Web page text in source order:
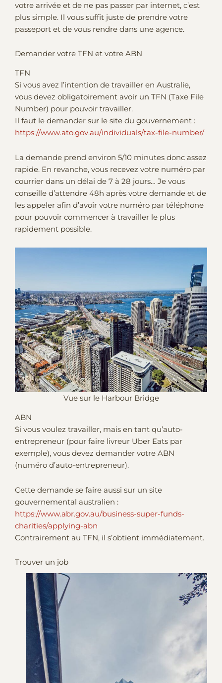
votre arrivée et de ne pas passer par internet, c’est
plus simple. Il vous suffit juste de prendre votre
passeport et de vous rendre dans une agence.
Demander votre TFN et votre ABN
TFN
Si vous avez l’intention de travailler en Australie,
vous devez obligatoirement avoir un TFN (Taxe File
Number) pour pouvoir travailler.
Il faut le demander sur le site du gouvernement :
https://www.ato.gov.au/individuals/tax-file-number/
La demande prend environ 5/10 minutes donc assez
rapide. En revanche, vous recevez votre numéro par
courrier dans un délai de 7 à 28 jours… Je vous
conseille d’attendre 48h après votre demande et de
les appeler afin d’avoir votre numéro par téléphone
pour pouvoir commencer à travailler le plus
rapidement possible.
Vue sur le Harbour Bridge
ABN
Si vous voulez travailler, mais en tant qu’auto-
entrepreneur (pour faire livreur Uber Eats par
exemple), vous devez demander votre ABN
(numéro d’auto-entrepreneur).
Cette demande se faire aussi sur un site
gouvernemental australien :
https://www.abr.gov.au/business-super-funds-
charities/applying-abn
Contrairement au TFN, il s’obtient immédiatement.
Trouver un job